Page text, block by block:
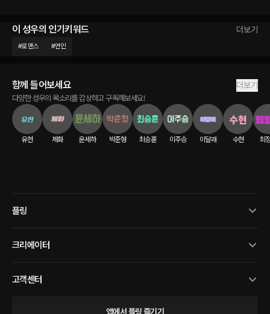
이 성우의 인기키워드 더보기
#로맨스 #연인
함께 들어보세요 더보기
다양한 성우의 목소리를 감상하고 구독해보세요!
유현 제화 윤세하 박준형 최승훈 이주승 이달래 수현 최
플링
크리에이터
고객센터
앱에서 플링 즐기기